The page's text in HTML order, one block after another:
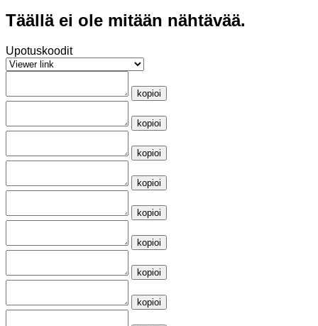
Täällä ei ole mitään nähtävää.
Upotuskoodit
kopioi
kopioi
kopioi
kopioi
kopioi
kopioi
kopioi
kopioi